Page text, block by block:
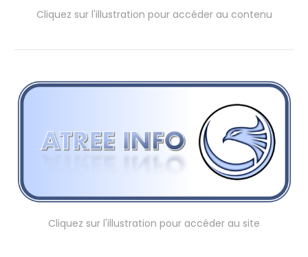
Cliquez sur l'illustration pour accéder au contenu
Cliquez sur l'illustration pour accéder au site